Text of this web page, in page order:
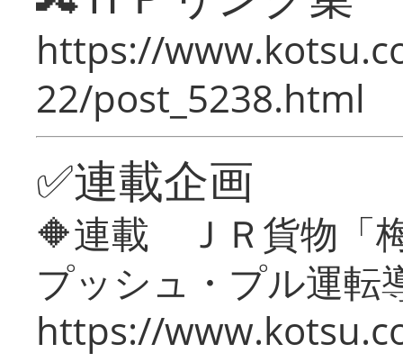
https://
22/post_5238.html
✅連載企画
🔶連載 ＪＲ貨物「
プッシュ・プル運転
https://